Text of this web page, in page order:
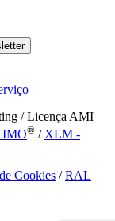
/ Licença AMI
IMO® / XLM -
Cookies /RAL